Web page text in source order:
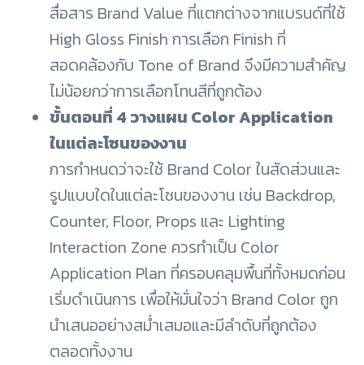
สื่อสาร Brand Value ที่แตกต่างจากแบรนด์ที่ใช้
High Gloss Finish การเลือก Finish ที่
สอดคล้องกับ Tone of Brand จึงมีความสำคัญ
ไม่น้อยกว่าการเลือกโทนสีที่ถูกต้อง
ขั้นตอนที่ 4 วางแผน Color Application
ในแต่ละโซนของงาน
การกำหนดว่าจะใช้ Brand Color ในสัดส่วนและ
รูปแบบใดในแต่ละโซนของงาน เช่น Backdrop,
Counter, Floor, Props และ Lighting
Interaction Zone ควรทำเป็น Color
Application Plan ที่ครอบคลุมพื้นที่ทั้งหมดก่อน
เริ่มดำเนินการ เพื่อให้มั่นใจว่า Brand Color ถูก
นำเสนออย่างสม่ำเสมอและมีลำดับที่ถูกต้อง
ตลอดทั้งงาน